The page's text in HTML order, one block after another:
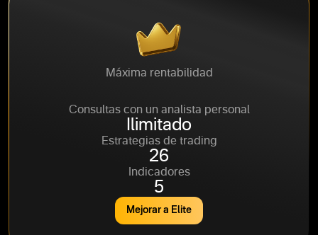
Máxima rentabilidad
Consultas con un analista personal
Ilimitado
Estrategias de trading
26
Indicadores
5
Mejorar a Elite